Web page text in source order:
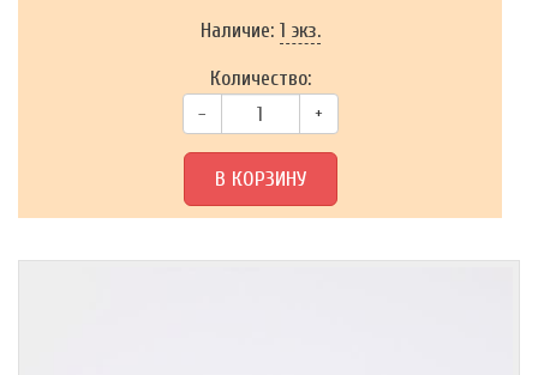
Наличие: 1 экз.
Количество:
– +
В КОРЗИНУ